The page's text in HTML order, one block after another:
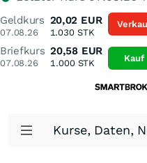
Geldkurs
07.08.26
20,02 EUR
1.030STK
Briefkurs
07.08.26
20,58 EUR
1.000STK Kauf
Kurse, Daten,